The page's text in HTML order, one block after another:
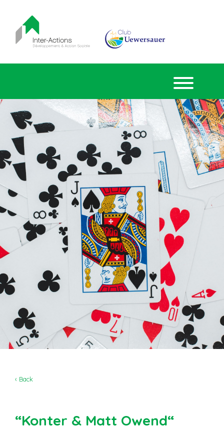
‹ Back
“Konter & Matt Owend“